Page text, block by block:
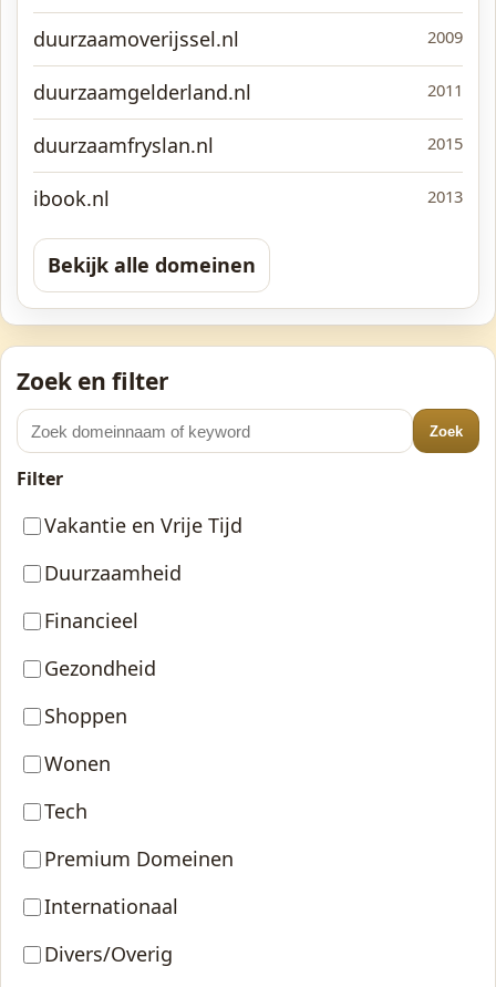
duurzaamoverijssel.nl 2009
duurzaamgelderland.nl 2011
duurzaamfryslan.nl 2015
ibook.nl 2013
Bekijk alle domeinen
Zoek en filter
Zoek
Filter
Vakantie en Vrije Tijd
Duurzaamheid
Financieel
Gezondheid
Shoppen
Wonen
Tech
Premium Domeinen
Internationaal
Divers/Overig